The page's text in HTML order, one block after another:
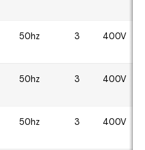
50hz 3 400V
50hz 3 400V
50hz 3 400V